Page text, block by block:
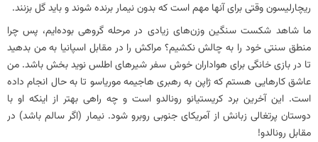
ریچارلیسون وقتی برای آنها مهم است که بدون نیمار برنده شوند و باید گل بزنند.
ما شاهد شکست سنگین وزن‌های زیادی در مرحله گروهی بوده‌ایم، پس چرا
منطق سنتی خود را به چالش نکشیم؟ مراکش را در مقابل اسپانیا به من بدهید
تا در بازی خانگی برای هواداران خوش سفر شیرهای اطلس نوید بخش باشد. من
عاشق کارهایی هستم که ژاپن به رهبری هاجیمه موریاسو تا به حال انجام داده
است. این آخرین برد کریستیانو رونالدو است و چه راهی بهتر از اینکه او با
دوستان پرتغالی زبانش از آمریکای جنوبی روبرو شود.نیمار (اگر سالم باشد) در
مقابل رونالدو!